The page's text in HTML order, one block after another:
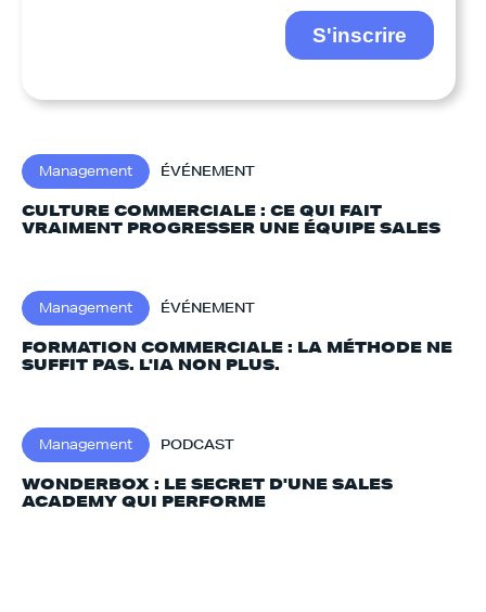
Management ÉVÉNEMENT
CULTURE COMMERCIALE : CE QUI FAIT
VRAIMENT PROGRESSER UNE ÉQUIPE SALES
Management ÉVÉNEMENT
FORMATION COMMERCIALE : LA MÉTHODE NE
SUFFIT PAS. L'IA NON PLUS.‍
Management PODCAST
WONDERBOX : LE SECRET D'UNE SALES
ACADEMY QUI PERFORME